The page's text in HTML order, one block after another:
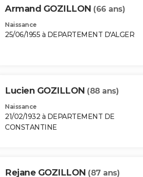
Armand GOZILLON (66 ans)
Naissance
25/06/1955 à DEPARTEMENT D'ALGER
Lucien GOZILLON (88 ans)
Naissance
21/02/1932 à DEPARTEMENT DE
CONSTANTINE
Rejane GOZILLON (87 ans)